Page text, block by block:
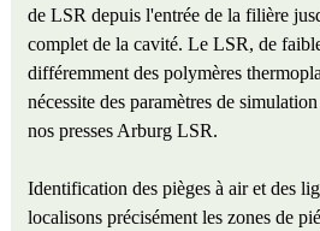
de LSR depuis l'entrée de la filière
complet de la cavité. Le LSR, de
différemment des polymères
nécessite des paramètres de
nos presses Arburg LSR.
Identification des pièges à air et des
localisons précisément les zones de